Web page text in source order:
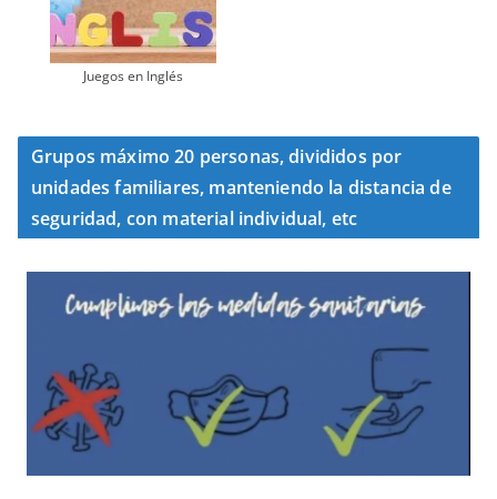
Juegos en Inglés
Grupos máximo 20 personas, divididos por
unidades familiares, manteniendo la distancia de
seguridad, con material individual, etc